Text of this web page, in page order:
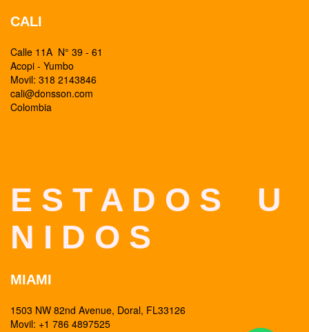
CALI
Calle 11A N° 39 - 61
Acopi - Yumbo
Movil: 318 2143846
cali@donsson.com
Colombia
E S T A D O S U
N I D O S
MIAMI
1503 NW 82nd Avenue, Doral, FL33126
Movil: +1 786 4897525